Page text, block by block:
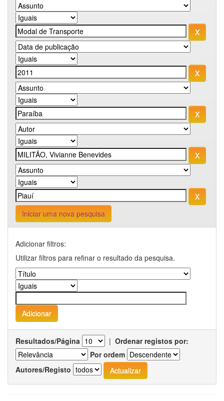
Iniciar uma nova pesquisa
Adicionar filtros:
Utilizar filtros para refinar o resultado da pesquisa.
Resultados/Página | Ordenar registos por:
Por ordem
Autores/Registo